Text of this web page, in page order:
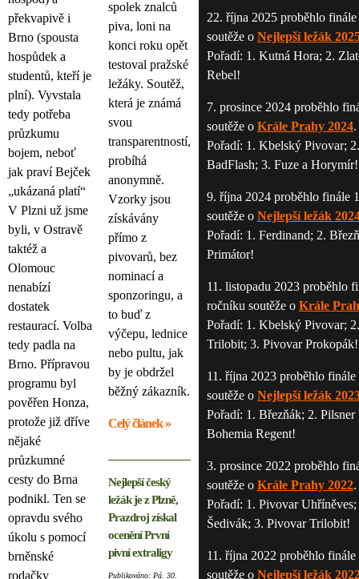
překvapivě i
Brno (spousta
hospůdek a
studentů, kteří je
plní). Vyvstala
tedy potřeba
průzkumu
bojem, neboť
jak praví Bejček
„ukázaná platí“
V Plzni už jsme
byli, v Ostravě
taktéž a
Olomouc
nenabízí
dostatek
restaurací. Volba
tedy padla na
Brno. Přípravou
programu byl
pověřen Honza,
protože již dříve
nějaké
průzkumné
cesty do Brna
podnikl. Ten se
opravdu svého
úkolu s pomocí
brněnské
rodačky
spolek znalců
piva, loni na
konci roku opět
testoval pražské
ležáky. Soutěž,
která je známá
svou
transparentností,
probíhá
anonymně.
Vzorky jsou
získávány
přímo z
pivovarů, bez
nominací a
sponzoringu, a
to buď z
výčepu, lednice
nebo pultu, jak
by je obdržel
běžný zákazník.
Celý článek »
Nejlepší český
ležák je z Plzně,
Prazdroj získal
ocenění První
pivní extraligy
Publikováno: Pá. 30.
22. října 2025 proběhlo
soutěže o Nejlepší ležák
Pořadí: 1. Kutná Hora; 2.
Rebel!
7. prosince 2024 proběhlo
soutěže o Krále Prahy 2024.
Pořadí: 1. Kbelský Pivovar;
BadFlash; 3. Fuze a Horymír!
9. října 2024 proběhlo finále
soutěže o Nejlepší ležák
Pořadí: 1. Ferdinand; 2.
Primátor!
11. listopadu 2023 proběhlo
ročníku soutěže o Krále
Pořadí: 1. Kbelský Pivovar;
Trilobit; 3. Pivovar Prokopák!
11. října 2023 proběhlo
soutěže o Nejlepší ležák
Pořadí: 1. Březňák; 2.
Bohemia Regent!
3. prosince 2022 proběhlo
soutěže o Krále Prahy 2022.
Pořadí: 1. Pivovar
Šedivák; 3. Pivovar Trilobit!
11. října 2022 proběhlo
soutěže o Nejlepší ležák